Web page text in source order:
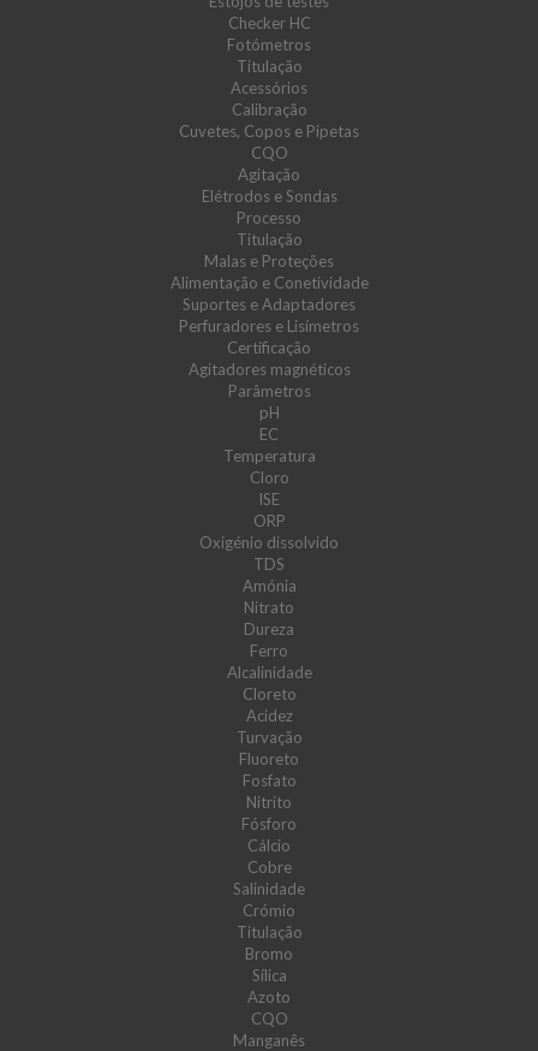
Checker HC
Fotómetros
Titulação
Acessórios
Calibração
Cuvetes, Copos e Pipetas
CQO
Agitação
Elétrodos e Sondas
Processo
Titulação
Malas e Proteções
Alimentação e Conetividade
Suportes e Adaptadores
Perfuradores e Lisímetros
Certificação
Agitadores magnéticos
Parâmetros
pH
EC
Temperatura
Cloro
ISE
ORP
Oxigénio dissolvido
TDS
Amónia
Nitrato
Dureza
Ferro
Alcalinidade
Cloreto
Acidez
Turvação
Fluoreto
Fosfato
Nitrito
Fósforo
Cálcio
Cobre
Salinidade
Crómio
Titulação
Bromo
Sílica
Azoto
CQO
Manganês